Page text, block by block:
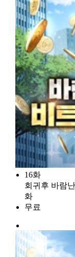
16화
회귀후 바람
화
무료